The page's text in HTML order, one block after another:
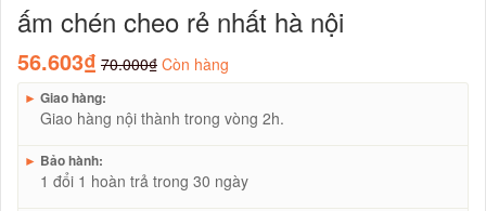
ấm chén cheo rẻ nhất hà nội
56.603₫ 70.000₫ Còn hàng
► Giao hàng:
Giao hàng nội thành trong vòng 2h.
► Bảo hành:
1 đổi 1 hoàn trả trong 30 ngày